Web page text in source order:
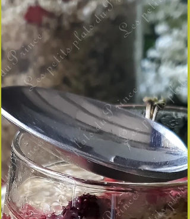
trouve en vrac ou tressé dès le début de l’été,
après la récolte et le séchage. J’ai la chance
d’habiter tout près de Cadours, et de pouvoir
m’approvisionner directement chez ma voisine
productrice — autant dire que l’ail frais ne
manque jamais à la maison. Mais une fois la
saison passée, se pose toujours la même question
: comm